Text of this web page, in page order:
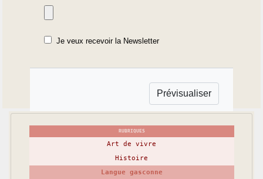
Je veux recevoir la Newsletter
RUBRIQUES
Art de vivre
Histoire
Langue gasconne